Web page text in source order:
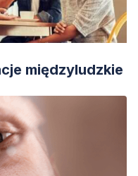
międzyludzkie